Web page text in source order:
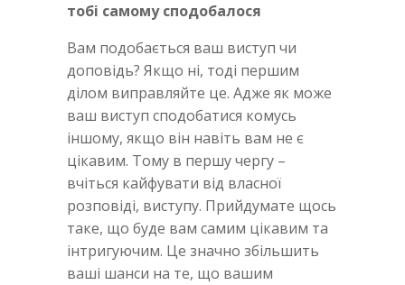
тобі самому сподобалося
Вам подобається ваш виступ чи
доповідь? Якщо ні, тоді першим
ділом виправляйте це. Адже як може
ваш виступ сподобатися комусь
іншому, якщо він навіть вам не є
цікавим. Тому в першу чергу –
вчіться кайфувати від власної
розповіді, виступу. Прийдумате щось
таке, що буде вам самим цікавим та
інтригуючим. Це значно збільшить
ваші шанси на те, що вашим